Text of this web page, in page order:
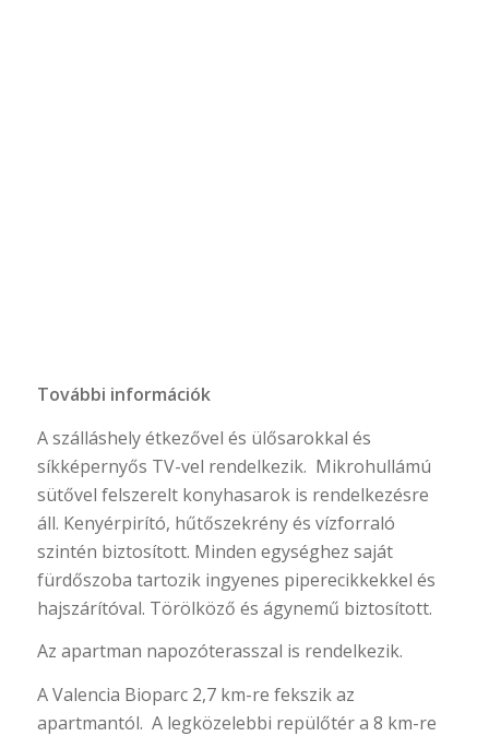
További információk
A szálláshely étkezővel és ülősarokkal és
síkképernyős TV-vel rendelkezik. Mikrohullámú
sütővel felszerelt konyhasarok is rendelkezésre
áll. Kenyérpirító, hűtőszekrény és vízforraló
szintén biztosított. Minden egységhez saját
fürdőszoba tartozik ingyenes piperecikkekkel és
hajszárítóval. Törölköző és ágynemű biztosított.
Az apartman napozóterasszal is rendelkezik.
A Valencia Bioparc 2,7 km-re fekszik az
apartmantól. A legközelebbi repülőtér a 8 km-re